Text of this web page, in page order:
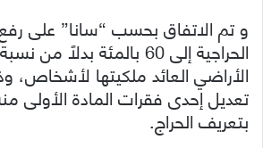
و تم الاتفاق بحسب “سانا” على
الأراضي العائد ملكيتها
تعديل إحدى فقرات المادة الأولى
بتعريف الحراج.